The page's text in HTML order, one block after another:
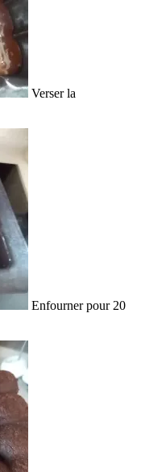
Verser la
Enfourner pour 20